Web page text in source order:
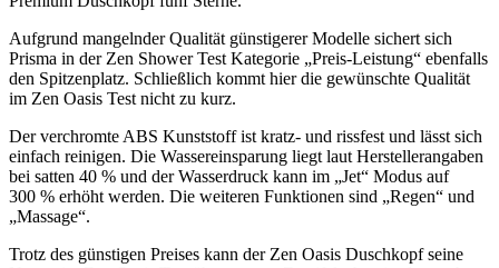
Aufgrund mangelnder Qualität günstigerer Modelle sichert sich
Prisma in der Zen Shower Test Kategorie „Preis-Leistung“ ebenfalls
den Spitzenplatz. Schließlich kommt hier die gewünschte Qualität
im Zen Oasis Test nicht zu kurz.
Der verchromte ABS Kunststoff ist kratz- und rissfest und lässt sich
einfach reinigen. Die Wassereinsparung liegt laut Herstellerangaben
bei satten 40 % und der Wasserdruck kann im „Jet“ Modus auf
300 % erhöht werden. Die weiteren Funktionen sind „Regen“ und
„Massage“.
Trotz des günstigen Preises kann der Zen Oasis Duschkopf seine